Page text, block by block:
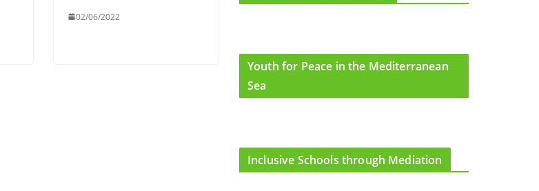
02/06/2022
Youth for Peace in the Mediterranean
Sea
Inclusive Schools through Mediation